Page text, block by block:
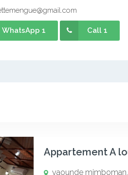
WhatsApp 1 Call 1
yaounde mimboman,